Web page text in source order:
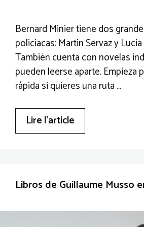
Bernard Minier tiene dos
policiacas: Martin Servaz y
También cuenta con novelas
pueden leerse aparte. Empieza
rápida si quieres una ruta …
Lire l’article
Libros de Guillaume Musso